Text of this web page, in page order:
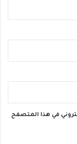
في هذا المتصفح